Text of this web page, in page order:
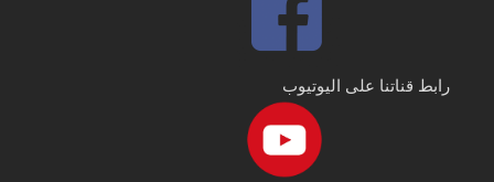
رابط قناتنا على اليوتيوب